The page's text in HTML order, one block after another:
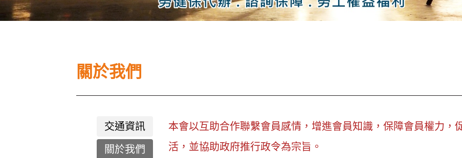
關於我們
交通資訊
關於我們
本會以互助合作聯繫會員感情，增進會員知識，保障會員權力，
活，並協助政府推行政令為宗旨。